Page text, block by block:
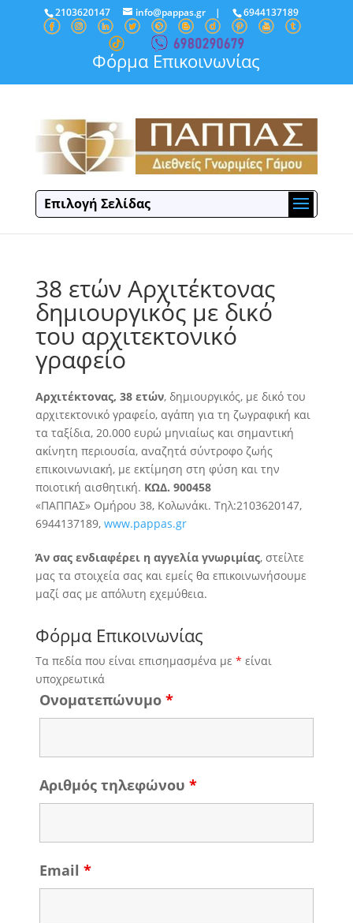
2103620147 info@pappas.gr| 6944137189
Φόρμα Επικοινωνίας
Επιλογή Σελίδας
38 ετών Αρχιτέκτονας
δημιουργικός με δικό
του αρχιτεκτονικό
γραφείο
Αρχιτέκτονας, 38 ετών, δημιουργικός, με δικό του
αρχιτεκτονικό γραφείο, αγάπη για τη ζωγραφική και
τα ταξίδια, 20.000 ευρώ μηνιαίως και σημαντική
ακίνητη περιουσία, αναζητά σύντροφο ζωής
επικοινωνιακή, με εκτίμηση στη φύση και την
ποιοτική αισθητική. ΚΩΔ. 900458
«ΠΑΠΠΑΣ» Ομήρου 38, Κολωνάκι. Τηλ:2103620147,
6944137189, www.pappas.gr
Άν σας ενδιαφέρει η αγγελία γνωριμίας, στείλτε
μας τα στοιχεία σας και εμείς θα επικοινωνήσουμε
μαζί σας με απόλυτη εχεμύθεια.
Φόρμα Επικοινωνίας
Τα πεδία που είναι επισημασμένα με * είναι
υποχρεωτικά
Ονοματεπώνυμο *
Αριθμός τηλεφώνου *
Email *